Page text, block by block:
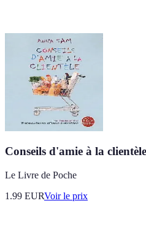
Conseils d'amie à la
Le Livre de Poche
1.99 EURVoir le prix